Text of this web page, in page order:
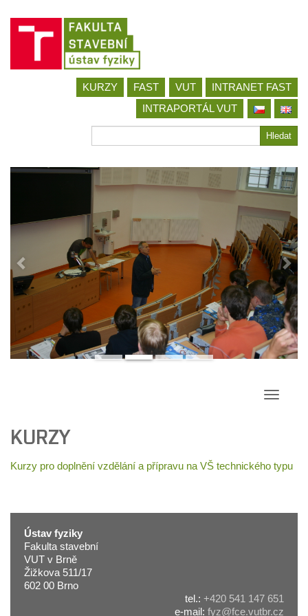
KURZY FAST VUT
INTRANET FAST
INTRAPORTÁL VUT
Hledat
KURZY
Kurzy pro doplnění vzdělání a přípravu na VŠ technického typu
Ústav fyziky
Fakulta stavební
VUT v Brně
Žižkova 511/17
602 00 Brno
tel.: +420 541 147 651
e-mail: fyz@fce.vutbr.cz